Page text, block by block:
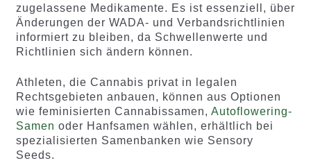
zugelassene Medikamente. Es ist essenziell, über
Änderungen der WADA- und Verbandsrichtlinien
informiert zu bleiben, da Schwellenwerte und
Richtlinien sich ändern können.
Athleten, die Cannabis privat in legalen
Rechtsgebieten anbauen, können aus Optionen
wie feminisierten Cannabissamen, Autoflowering-
Samen oder Hanfsamen wählen, erhältlich bei
spezialisierten Samenbanken wie Sensory
Seeds.